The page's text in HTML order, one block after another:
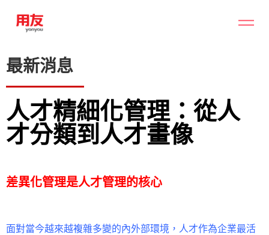
最新消息
人才精細化管理：從人
才分類到人才畫像
差異化管理是人才管理的核心
面對當今越來越複雜多變的內外部環境，人才作為企業最活